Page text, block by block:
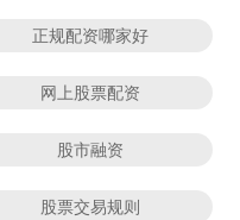
正规配资哪家好
网上股票配资
股市融资
股票交易规则